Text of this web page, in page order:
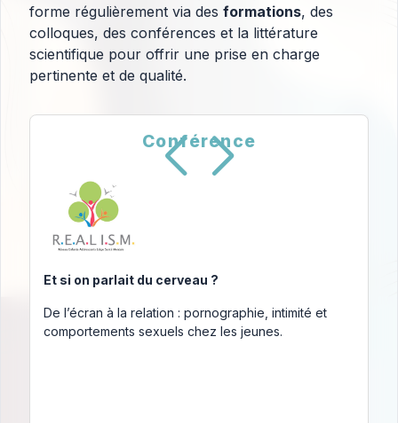
forme régulièrement via des formations, des
colloques, des conférences et la littérature
scientifique pour offrir une prise en charge
pertinente et de qualité.
Conférence
Et si on parlait du cerveau ?
De l’écran à la relation : pornographie, intimité et
comportements sexuels chez les jeunes.